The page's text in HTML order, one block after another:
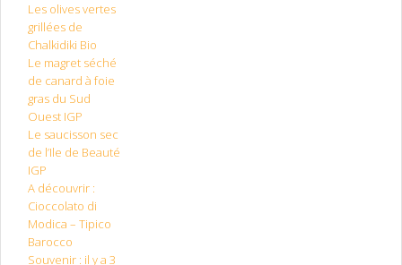
Les olives vertes
grillées de
Chalkidiki Bio
Le magret séché
de canard à foie
gras du Sud
Ouest IGP
Le saucisson sec
de l’Ile de Beauté
IGP
A découvrir :
Cioccolato di
Modica – Tipico
Barocco
Souvenir : il y a 3